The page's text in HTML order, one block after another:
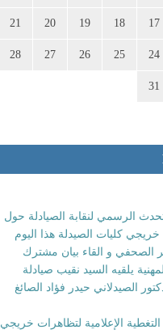
17
18
19
20
21
24
25
26
27
28
31
الرسمي لنقابة الصيادلة حول
كليات الصيدلة هذا اليوم
الصحفي و القاء بيان مشترك
يلقيه السيد نقيب صيادلة
الصيدلاني حيدر فؤاد الصائغ
الإعلامية لتظاهرات خريجي